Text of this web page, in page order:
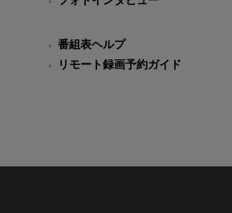
番組表ヘルプ
リモート録画予約ガイド